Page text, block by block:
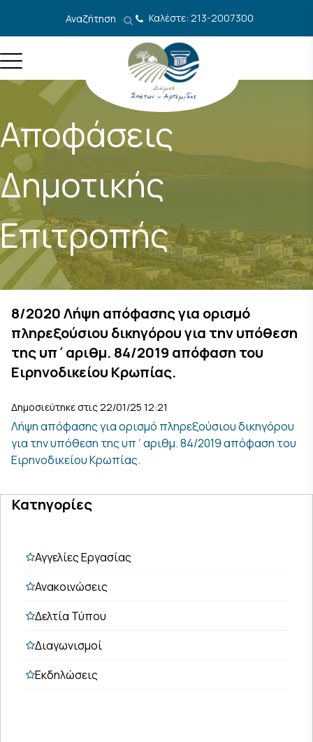
Αναζήτηση Καλέστε: 213-2007300
Αποφάσεις
Δημοτικής
Επιτροπής
8/2020 Λήψη απόφασης για ορισμό
πληρεξούσιου δικηγόρου για την υπόθεση
της υπ΄αριθμ. 84/2019 απόφαση του
Ειρηνοδικείου Κρωπίας.
Δημοσιεύτηκε στις 22/01/25 12:21
Λήψη απόφασης για ορισμό πληρεξούσιου δικηγόρου
για την υπόθεση της υπ΄αριθμ. 84/2019 απόφαση του
Ειρηνοδικείου Κρωπίας.
Κατηγορίες
Αγγελίες Εργασίας
Ανακοινώσεις
Δελτία Τύπου
Διαγωνισμοί
Εκδηλώσεις